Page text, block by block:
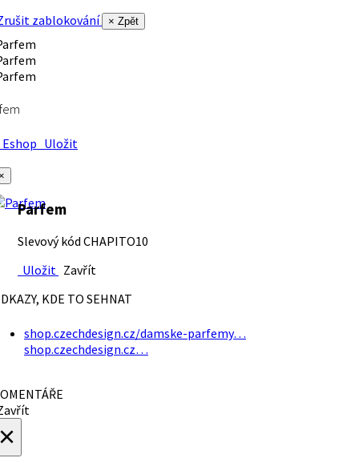
zablokování
× Zpět
Uložit
Parfem
Slevový kód CHAPITO10
Uložit Zavřít
KDE TO SEHNAT
shop.czechdesign.cz/damske-parfemy…
shop.czechdesign.cz…